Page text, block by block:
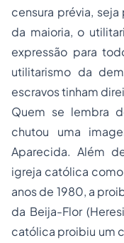
censura prévia,
da maioria, o
expressão para
utilitarismo da
escravos tinham
Quem se lembra
chutou uma
Aparecida. Além
igreja católica
anos de 1980, a
da Beija-Flor (
católica proibiu um